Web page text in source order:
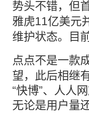
势头不错，但
雅虎11亿美元
维护状态。目
点点不是一款
望，此后相继
“快博”、人人
无论是用户量